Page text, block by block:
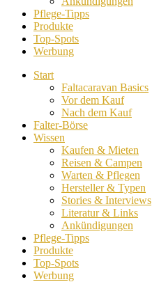
Pflege-Tipps
Produkte
Top-Spots
Werbung
Start
Faltacaravan Basics
Vor dem Kauf
Nach dem Kauf
Falter-Börse
Wissen
Kaufen & Mieten
Reisen & Campen
Warten & Pflegen
Hersteller & Typen
Stories & Interviews
Literatur & Links
Ankündigungen
Pflege-Tipps
Produkte
Top-Spots
Werbung